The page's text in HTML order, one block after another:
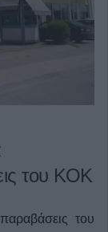
του ΚΟΚ
του